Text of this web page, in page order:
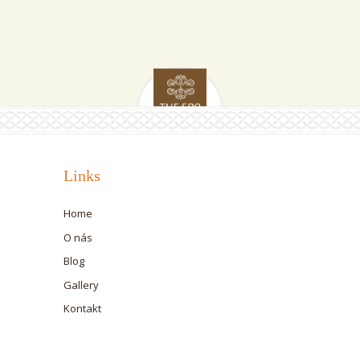
Links
Home
O nás
Blog
Gallery
Kontakt